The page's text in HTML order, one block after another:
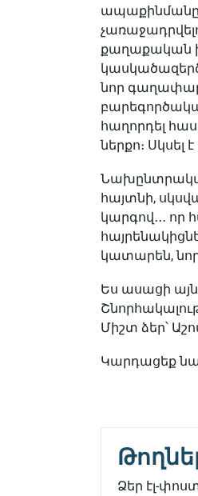
ապաքինմանը,
քաղաքական
նոր
հաղորդել
ներքո։
Նախընտրական
հայտնի,
կարգով․․․
կատարեն,
Ես ասացի
Միշտ ձեր՝
Կարդացեք
Ձեր էլ-